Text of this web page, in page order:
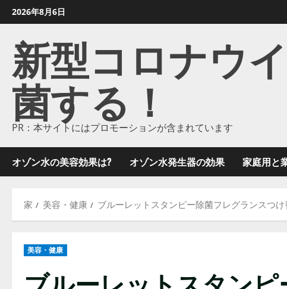
ン
2026年8月6日
新型コロナウ
菌する！
PR：本サイトにはプロモーションが含まれています
オゾン水の美容効果は? オゾン水発生器の効果 家庭用と
家 美容・健康 ブルーレットスタンピー除菌フレグランスつ
美容・健康